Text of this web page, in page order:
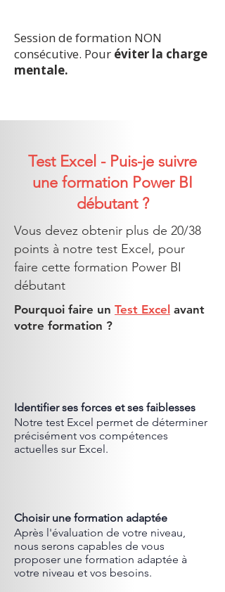
Session de formation NON
consécutive. Pour éviter la charge
mentale.
Test Excel - Puis-je suivre
une formation Power BI
débutant ?
Vous devez obtenir plus de 20/38
points à notre test Excel, pour
faire cette formation Power BI
débutant
Pourquoi faire un Test Excel avant
votre formation ?
Identifier ses forces et ses faiblesses
Notre test Excel permet de déterminer
précisément vos compétences
actuelles sur Excel.​
Choisir une formation adaptée
Après l'évaluation de votre niveau,
nous serons capables de vous
proposer une formation adaptée à
votre niveau et vos besoins.